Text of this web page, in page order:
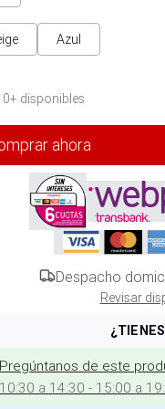
Azul
disponibles
ahora
Despacho
Revisar
Pregúntanos de este
10:30 a 14:30 - 15:00 a